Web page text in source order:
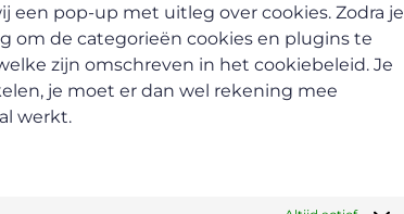
een pop-up met uitleg over cookies. Zodra je
om de categorieën cookies en plugins te
zijn omschreven in het cookiebeleid. Je
je moet er dan wel rekening mee
werkt.